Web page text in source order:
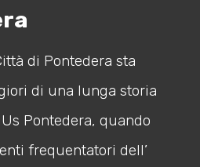
di Pontedera sta
di una lunga storia
Pontedera, quando
frequentatori dell’